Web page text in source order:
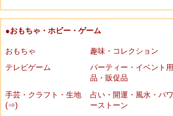
●おもちゃ・ホビー・ゲーム
おもちゃ
趣味・コレクション
テレビゲーム
パーティー・イベント用
品・販促品
手芸・クラフト・生地
(⇒)
占い・開運・風水・パワ
ーストーン